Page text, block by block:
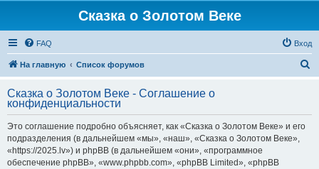
Сказка о Золотом Веке
FAQ Вход
На главную Список форумов
с
Сказка о Золотом Веке - Соглашение о
конфиденциальности
Это соглашение подробно объясняет, как «Сказка о Золотом Веке» и его
подразделения (в дальнейшем «мы», «наш», «Сказка о Золотом Веке»,
«https://2025.lv») и phpBB (в дальнейшем «они», «программное
обеспечение phpBB», «www.phpbb.com», «phpBB Limited», «phpBB